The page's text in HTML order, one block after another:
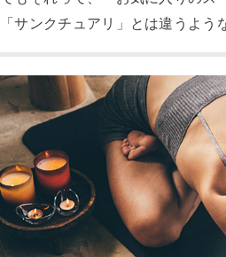
「サンクチュアリ」とは違うよ